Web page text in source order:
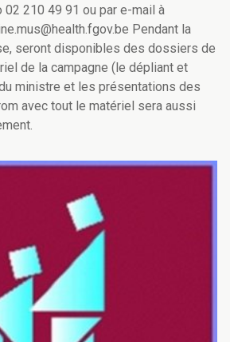
02 210 49 91 ou par e-mail à
Pendant la
seront disponibles des dossiers de
de la campagne (le dépliant et
ministre et les présentations des
avec tout le matériel sera aussi